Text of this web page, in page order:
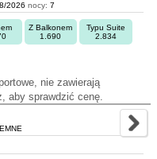
2026 nocy: 7
Z Balkonem
1.690
Typu Suite
2.834
nie zawierają
aby sprawdzić cenę.